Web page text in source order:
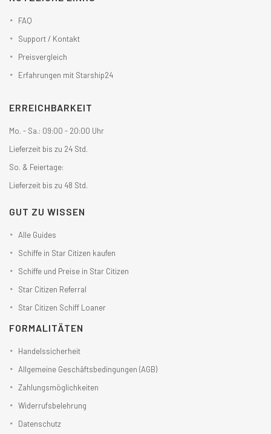
FAQ
Support / Kontakt
Preisvergleich
Erfahrungen mit Starship24
ERREICHBARKEIT
Mo. - Sa.: 09:00 - 20:00 Uhr
Lieferzeit bis zu 24 Std.
So. & Feiertage:
Lieferzeit bis zu 48 Std.
GUT ZU WISSEN
Alle Guides
Schiffe in Star Citizen kaufen
Schiffe und Preise in Star Citizen
Star Citizen Referral
Star Citizen Schiff Loaner
FORMALITÄTEN
Handelssicherheit
Allgemeine Geschäftsbedingungen (AGB)
Zahlungsmöglichkeiten
Widerrufsbelehrung
Datenschutz